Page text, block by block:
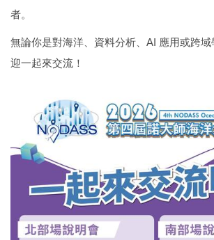
者。
無論你是對海洋、資料分析、AI 應用或跨
迎一起來交流！